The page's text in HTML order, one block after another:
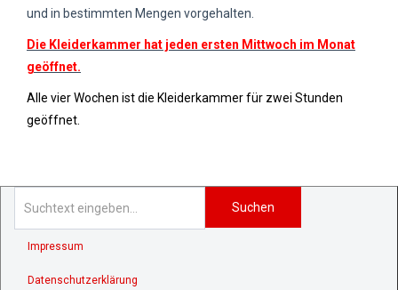
und in bestimmten Mengen vorgehalten.
Die Kleiderkammer hat jeden ersten Mittwoch im Monat
geöffnet.
Alle vier Wochen ist die Kleiderkammer für zwei Stunden
geöffnet.
Suchen
Impressum
Datenschutzerklärung